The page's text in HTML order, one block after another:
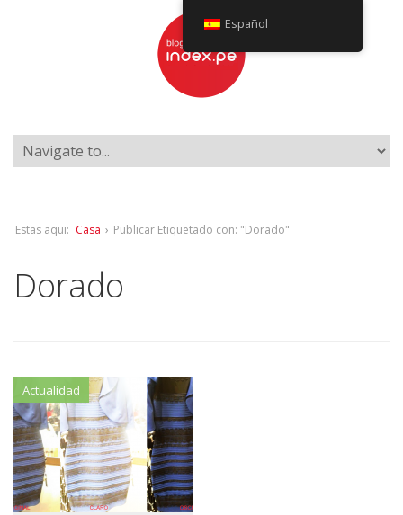
Estas aqui: Casa › Publicar Etiquetado con: "Dorado"
Dorado
Actualidad
Español